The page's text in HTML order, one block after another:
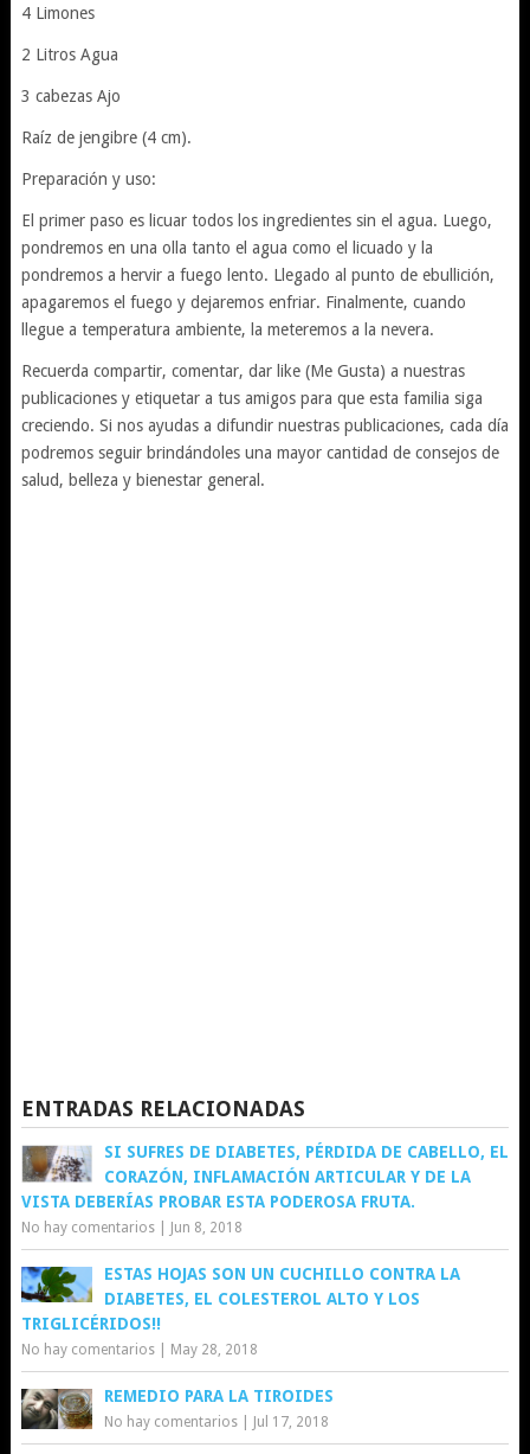
4 Limones
2 Litros Agua
3 cabezas Ajo
Raíz de jengibre (4 cm).
Preparación y uso:
El primer paso es licuar todos los ingredientes sin el agua. Luego,
pondremos en una olla tanto el agua como el licuado y la
pondremos a hervir a fuego lento. Llegado al punto de ebullición,
apagaremos el fuego y dejaremos enfriar. Finalmente, cuando
llegue a temperatura ambiente, la meteremos a la nevera.
Recuerda compartir, comentar, dar like (Me Gusta) a nuestras
publicaciones y etiquetar a tus amigos para que esta familia siga
creciendo. Si nos ayudas a difundir nuestras publicaciones, cada día
podremos seguir brindándoles una mayor cantidad de consejos de
salud, belleza y bienestar general.
ENTRADAS RELACIONADAS
SI SUFRES DE DIABETES, PÉRDIDA DE CABELLO, EL
CORAZÓN, INFLAMACIÓN ARTICULAR Y DE LA
VISTA DEBERÍAS PROBAR ESTA PODEROSA FRUTA.
No hay comentarios| Jun 8, 2018
ESTAS HOJAS SON UN CUCHILLO CONTRA LA
DIABETES, EL COLESTEROL ALTO Y LOS
TRIGLICÉRIDOS!!
No hay comentarios| May 28, 2018
REMEDIO PARA LA TIROIDES
No hay comentarios| Jul 17, 2018